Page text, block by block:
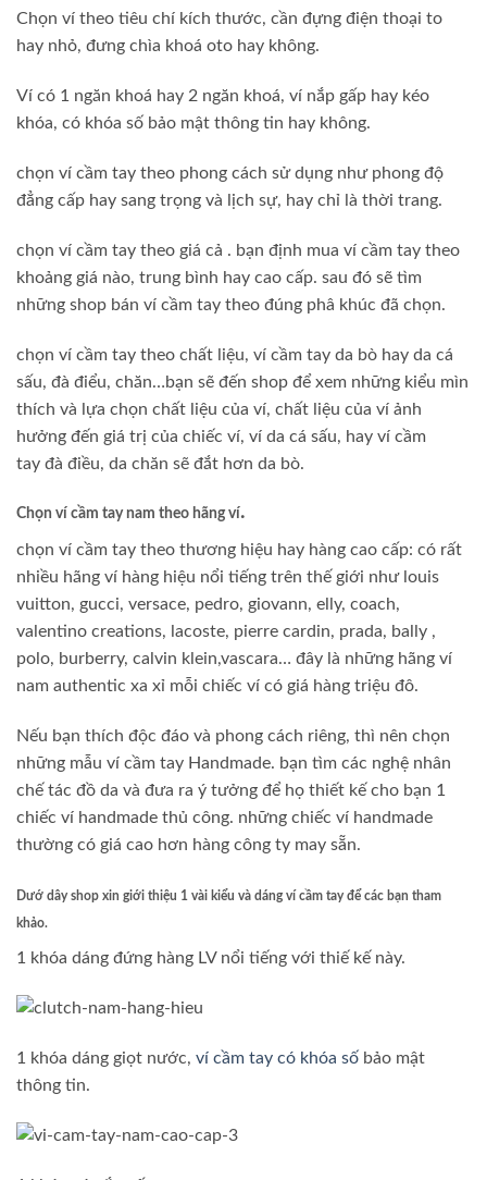
Chọn ví theo tiêu chí kích thước, cần đựng điện thoại to
hay nhỏ, đưng chìa khoá oto hay không.
Ví có 1 ngăn khoá hay 2 ngăn khoá, ví nắp gấp hay kéo
khóa, có khóa số bảo mật thông tin hay không.
chọn ví cầm tay theo phong cách sử dụng như phong độ
đẳng cấp hay sang trọng và lịch sự, hay chỉ là thời trang.
chọn ví cầm tay theo giá cả . bạn định mua ví cầm tay theo
khoảng giá nào, trung bình hay cao cấp. sau đó sẽ tìm
những shop bán ví cầm tay theo đúng phâ khúc đã chọn.
chọn ví cầm tay theo chất liệu, ví cầm tay da bò hay da cá
sấu, đà điểu, chăn…bạn sẽ đến shop để xem những kiểu mìn
thích và lựa chọn chất liệu của ví, chất liệu của ví ảnh
hưởng đến giá trị của chiếc ví, ví da cá sấu, hay ví cầm
tay đà điều, da chăn sẽ đắt hơn da bò.
Chọn ví cầm tay nam theo hãng ví.
chọn ví cầm tay theo thương hiệu hay hàng cao cấp: có rất
nhiều hãng ví hàng hiệu nổi tiếng trên thế giới như louis
vuitton, gucci, versace, pedro, giovann, elly, coach,
valentino creations, lacoste, pierre cardin, prada, bally ,
polo, burberry, calvin klein,vascara… đây là những hãng ví
nam authentic xa xỉ mỗi chiếc ví có giá hàng triệu đô.
Nếu bạn thích độc đáo và phong cách riêng, thì nên chọn
những mẫu ví cầm tay Handmade. bạn tìm các nghệ nhân
chế tác đồ da và đưa ra ý tưởng để họ thiết kế cho bạn 1
chiếc ví handmade thủ công. những chiếc ví handmade
thường có giá cao hơn hàng công ty may sẵn.
Dướ dây shop xin giới thiệu 1 vài kiểu và dáng ví cầm tay để các bạn tham
khảo.
1 khóa dáng đứng hàng LV nổi tiếng với thiế kế này.
1 khóa dáng giọt nước, ví cầm tay có khóa số bảo mật
thông tin.